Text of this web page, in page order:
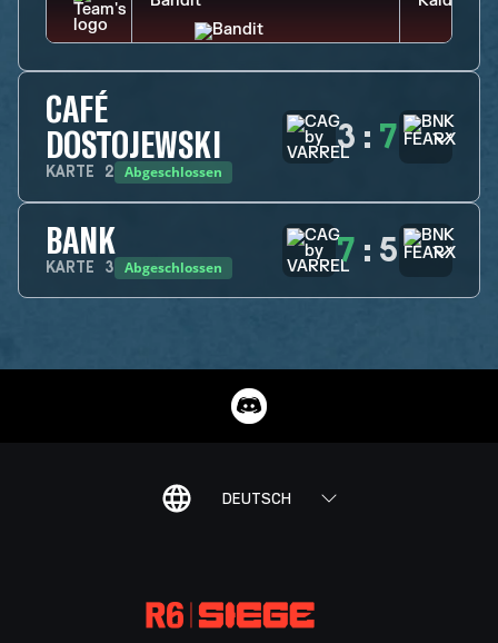
CAFÉ
DOSTOJEWSKI
KARTE 2 Abgeschlossen
3 : 7
BANK
KARTE 3 Abgeschlossen 7 : 5
DEUTSCH